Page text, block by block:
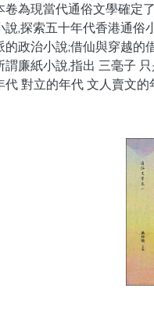
卷為現當代通俗文學確定
說,探索五十年代香港通俗
的政治小說;借仙與穿越的
謂廉紙小說,指出 三毫子
代 對立的年代 文人賣文